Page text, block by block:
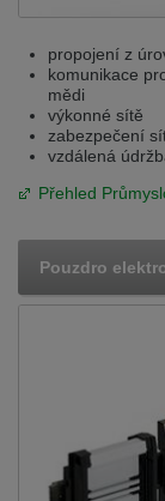
propojení z
komunikace
mědi
výkonné sítě
zabezpečení
vzdálená
Přehled
Pouzdro